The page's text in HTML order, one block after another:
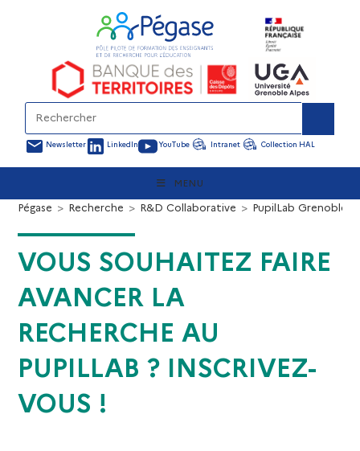
Newsletter LinkedIn YouTube Intranet Collection HAL
MENU
VOUS SOUHAITEZ FAIRE
AVANCER LA
RECHERCHE AU
PUPILLAB ? INSCRIVEZ-
VOUS !
Pégase > Recherche > R&D Collaborative > PupilLab Grenoble